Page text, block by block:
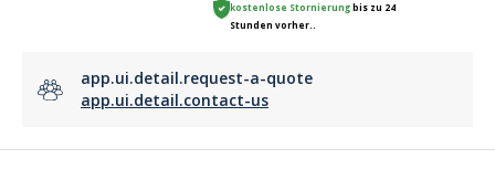
kostenlose Stornierung bis zu 24
Stunden vorher..
app.ui.detail.request-a-quote
app.ui.detail.contact-us